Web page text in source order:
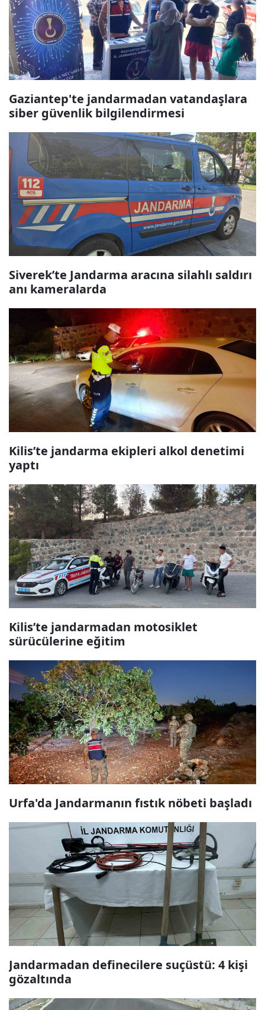
Gaziantep'te jandarmadan vatandaşlara
siber güvenlik bilgilendirmesi
Siverek’te Jandarma aracına silahlı saldırı
anı kameralarda
Kilis’te jandarma ekipleri alkol denetimi
yaptı
Kilis’te jandarmadan motosiklet
sürücülerine eğitim
Urfa'da Jandarmanın fıstık nöbeti başladı
Jandarmadan definecilere suçüstü: 4 kişi
gözaltında